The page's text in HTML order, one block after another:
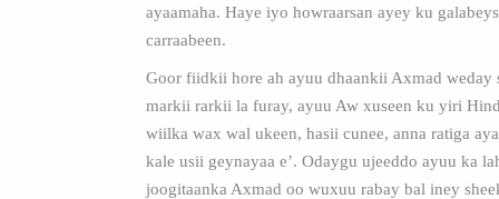
ayaamaha. Haye iyo howraarsan ayey ku
carraabeen.
Goor fiidkii hore ah ayuu dhaankii Axmad weday
markii rarkii la furay, ayuu Aw xuseen ku yiri
wiilka wax wal ukeen, hasii cunee, anna ratiga
kale usii geynayaa e’. Odaygu ujeeddo ayuu ka
joogitaanka Axmad oo wuxuu rabay bal iney